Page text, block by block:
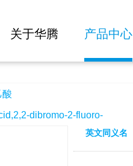
关于华腾 产品中心
酸
dibromo-2-fluoro-
英文同义名